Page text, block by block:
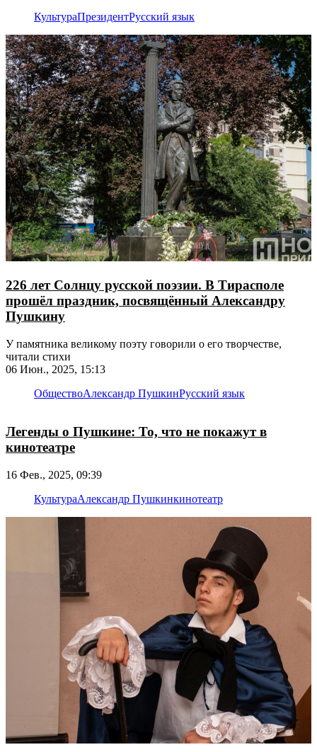
КультураПрезидентРусский язык
226 лет Солнцу русской поэзии. В Тирасполе
прошёл праздник, посвящённый Александру
Пушкину
У памятника великому поэту говорили о его творчестве,
читали стихи
06 Июн., 2025, 15:13
ОбществоАлександр ПушкинРусский язык
Легенды о Пушкине: То, что не покажут в
кинотеатре
16 Фев., 2025, 09:39
КультураАлександр Пушкинкинотеатр